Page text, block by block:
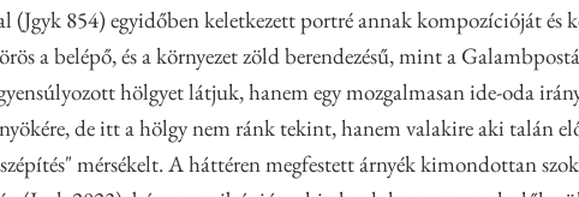
(Jgyk 854) egyidőben keletkezett portré annak kompozícióját
a belépő, és a környezet zöld berendezésű, mint a
hölgyet látjuk, hanem egy mozgalmasan ide-oda
de itt a hölgy nem ránk tekint, hanem valakire aki talán
mérsékelt. A háttéren megfestett árnyék kimondottan